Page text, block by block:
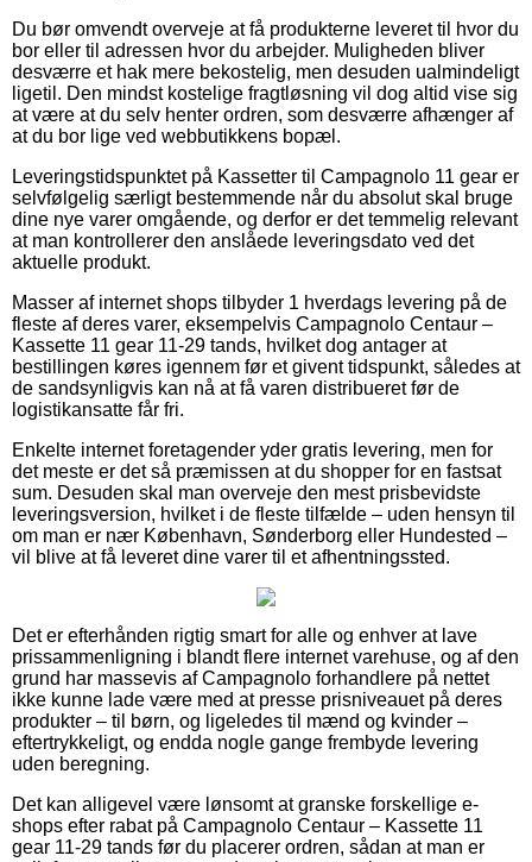
Du bør omvendt overveje at få produkterne leveret til hvor du
bor eller til adressen hvor du arbejder. Muligheden bliver
desværre et hak mere bekostelig, men desuden ualmindeligt
ligetil. Den mindst kostelige fragtløsning vil dog altid vise sig
at være at du selv henter ordren, som desværre afhænger af
at du bor lige ved webbutikkens bopæl.
Leveringstidspunktet på Kassetter til Campagnolo 11 gear er
selvfølgelig særligt bestemmende når du absolut skal bruge
dine nye varer omgående, og derfor er det temmelig relevant
at man kontrollerer den anslåede leveringsdato ved det
aktuelle produkt.
Masser af internet shops tilbyder 1 hverdags levering på de
fleste af deres varer, eksempelvis Campagnolo Centaur –
Kassette 11 gear 11-29 tands, hvilket dog antager at
bestillingen køres igennem før et givent tidspunkt, således at
de sandsynligvis kan nå at få varen distribueret før de
logistikansatte får fri.
Enkelte internet foretagender yder gratis levering, men for
det meste er det så præmissen at du shopper for en fastsat
sum. Desuden skal man overveje den mest prisbevidste
leveringsversion, hvilket i de fleste tilfælde – uden hensyn til
om man er nær København, Sønderborg eller Hundested –
vil blive at få leveret dine varer til et afhentningssted.
Det er efterhånden rigtig smart for alle og enhver at lave
prissammenligning i blandt flere internet varehuse, og af den
grund har massevis af Campagnolo forhandlere på nettet
ikke kunne lade være med at presse prisniveauet på deres
produkter – til børn, og ligeledes til mænd og kvinder –
eftertrykkeligt, og endda nogle gange frembyde levering
uden beregning.
Det kan alligevel være lønsomt at granske forskellige e-
shops efter rabat på Campagnolo Centaur – Kassette 11
gear 11-29 tands før du placerer ordren, sådan at man er